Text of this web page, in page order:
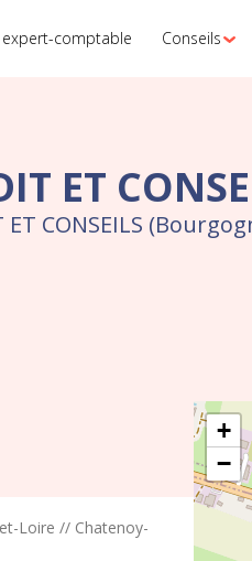
expert-comptable Conseils
ET
CONSEILS
+
−
Loire // Chatenoy-